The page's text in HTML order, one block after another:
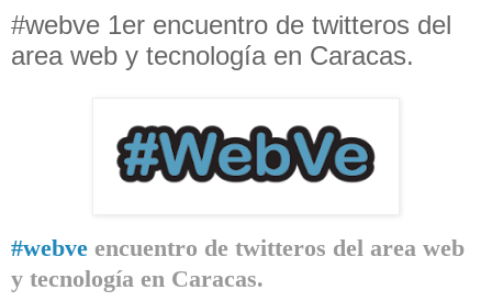
#webve 1er encuentro de twitteros del
area web y tecnología en Caracas.
#webve encuentro de twitteros del area web
y tecnología en Caracas.